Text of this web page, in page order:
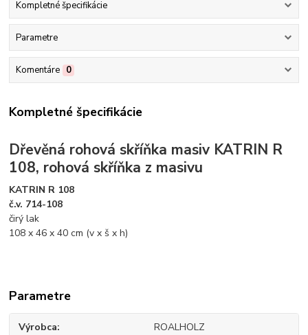
Kompletné špecifikácie
Parametre
Komentáre 0
Kompletné špecifikácie
Dřevěná rohová skříňka masiv KATRIN R
108, rohová skříňka z masivu
KATRIN R 108
č.v. 714-108
čirý lak
108 x 46 x 40 cm (v x š x h)
Parametre
Výrobca ROALHOLZ